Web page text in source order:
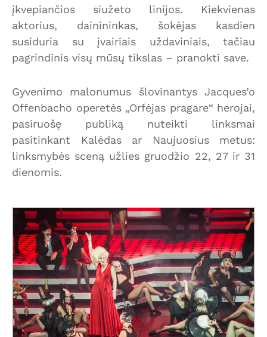
įkvepiančios siužeto linijos. Kiekvienas
aktorius, dainininkas, šokėjas kasdien
susiduria su įvairiais uždaviniais, tačiau
pagrindinis visų mūsų tikslas – pranokti save.
Gyvenimo malonumus šlovinantys Jacques’o
Offenbacho operetės „Orfėjas pragare“ herojai,
pasiruošę publiką nuteikti linksmai
pasitinkant Kalėdas ar Naujuosius metus:
linksmybės sceną užlies gruodžio 22, 27 ir 31
dienomis.